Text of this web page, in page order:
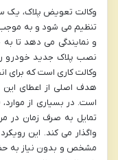
وکالت تعویض پلاک، یک
تنظیم می شود و به موجب
و نمایندگی می دهد تا
نصب پلاک جدید خودرو
وکالت کاری است که
هدف اصلی از اعطای این
است. در بسیاری از
تمایل به صرف زمان در
واگذار می کند. این
مشخص و بدون نیاز به